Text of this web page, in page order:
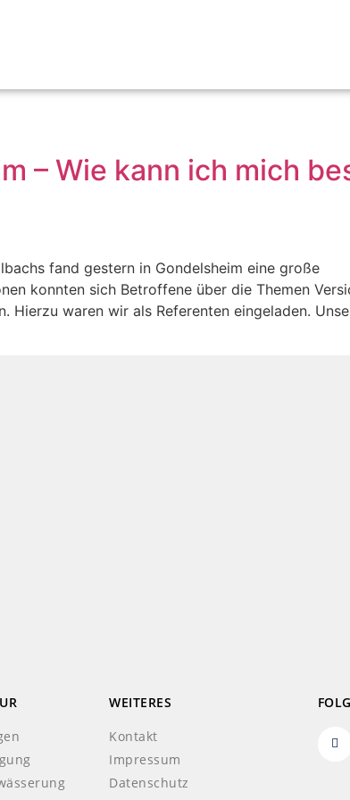
– Wie kann ich mich
fand gestern in Gondelsheim eine große
konnten sich Betroffene über die Themen
waren wir als Referenten eingeladen.
WEITERES
Kontakt
Impressum
Datenschutz